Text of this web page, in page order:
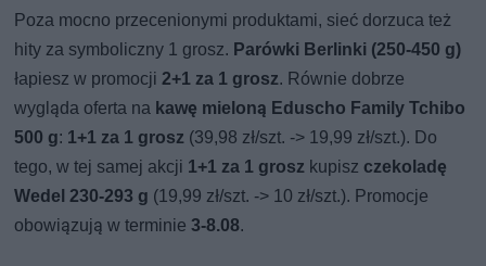
Poza mocno przecenionymi produktami, sieć dorzuca też
hity za symboliczny 1 grosz. Parówki Berlinki (250-450 g)
łapiesz w promocji2+1 za 1 grosz. Równie dobrze
wygląda oferta na kawę mieloną Eduscho Family Tchibo
500 g: 1+1 za 1 grosz (39,98 zł/szt. -> 19,99 zł/szt.). Do
tego, w tej samej akcji 1+1 za 1 grosz kupisz czekoladę
Wedel 230-293 g (19,99 zł/szt. -> 10 zł/szt.). Promocje
obowiązują w terminie3-8.08.